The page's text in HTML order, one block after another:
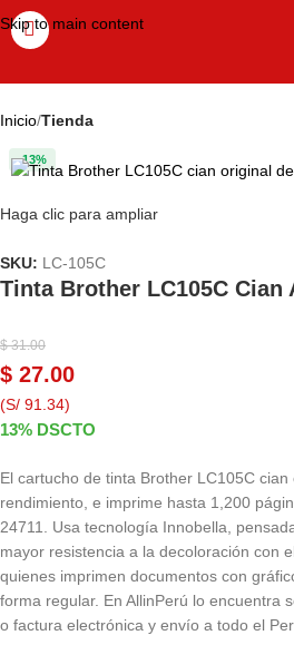
Skip to main content
Inicio Tienda
-13%
Haga clic para ampliar
SKU: LC-105C
Tinta Brother LC105C
$31.00
$ 27.00
(S/ 91.34)
13% DSCTO
El cartucho de tinta Brother LC105C
rendimiento, e imprime hasta 1,200
24711. Usa tecnología Innobella,
mayor resistencia a la decoloración con
quienes imprimen documentos con
forma regular. En AllinPerú lo encuentra
o factura electrónica y envío a todo el